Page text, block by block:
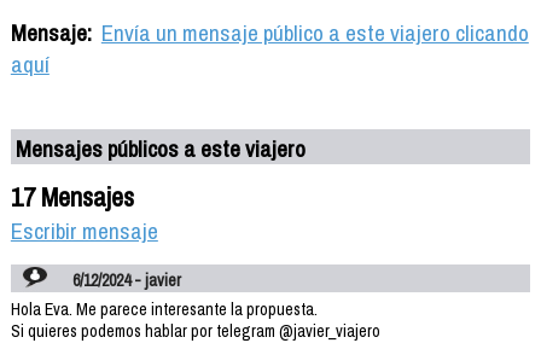
Mensaje: Envía un mensaje público a este viajero clicando
aquí
Mensajes públicos a este viajero
17 Mensajes
Escribir mensaje
6/12/2024 - javier
Hola Eva. Me parece interesante la propuesta.
Si quieres podemos hablar por telegram @javier_viajero